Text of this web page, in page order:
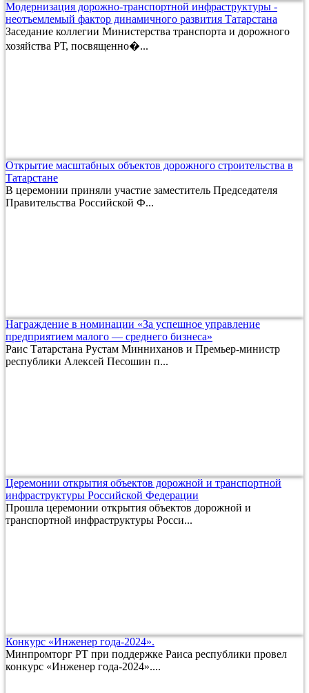
Модернизация дорожно-транспортной инфраструктуры -
неотъемлемый фактор динамичного развития Татарстана
Заседание коллегии Министерства транспорта и дорожного
хозяйства РТ, посвященно�...
Открытие масштабных объектов дорожного строительства в
Татарстане
В церемонии приняли участие заместитель Председателя
Правительства Российской Ф...
Награждение в номинации «За успешное управление
предприятием малого — среднего бизнеса»
Раис Татарстана Рустам Минниханов и Премьер-министр
республики Алексей Песошин п...
Церемонии открытия объектов дорожной и транспортной
инфраструктуры Российской Федерации
Прошла церемонии открытия объектов дорожной и
транспортной инфраструктуры Росси...
Конкурс «Инженер года-2024».
Минпромторг РТ при поддержке Раиса республики провел
конкурс «Инженер года-2024»....